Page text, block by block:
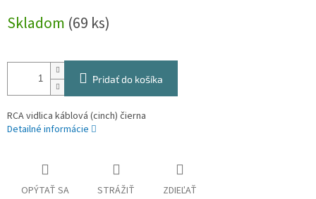
cena:
Skladom (69 ks)
Pridať do košíka
RCA vidlica káblová (cinch) čierna
Detailné informácie
OPÝTAŤ SA STRÁŽIŤ ZDIEĽAŤ